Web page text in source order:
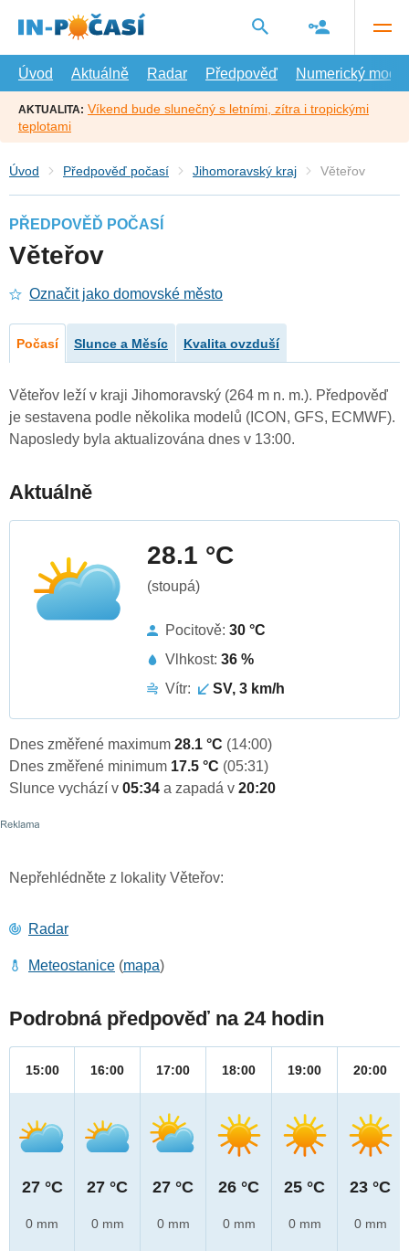
hlavní
Úvod
Aktuálně Radar Předpověď Numerický model
AKTUALITA: Víkend bude slunečný s letními, zítra i tropickými
teplotami
Úvod Předpověď počasí Jihomoravský kraj Věteřov
PŘEDPOVĚĎ POČASÍ
Věteřov
Označit jako domovské město
Počasí Slunce a Měsíc Kvalita ovzduší
Věteřov leží v kraji Jihomoravský (264 m n. m.). Předpověď
je sestavena podle několika modelů (ICON, GFS, ECMWF).
Naposledy byla aktualizována dnes v 13:00.
Aktuálně
28.1 °C
(stoupá)
Pocitově: 30 °C
Vlhkost: 36 %
Vítr:
SV, 3 km/h
Dnes změřené maximum 28.1 °C (14:00)
Dnes změřené minimum 17.5 °C (05:31)
Slunce vychází v 05:34 a zapadá v 20:20
Nepřehlédněte z lokality Věteřov:
Radar
Meteostanice (mapa)
Podrobná předpověď na 24 hodin
15:00
27 °C
0 mm
16:00
27 °C
0 mm
17:00
27 °C
0 mm
18:00
26 °C
0 mm
19:00
25 °C
0 mm
20:00
23 °C
0 mm